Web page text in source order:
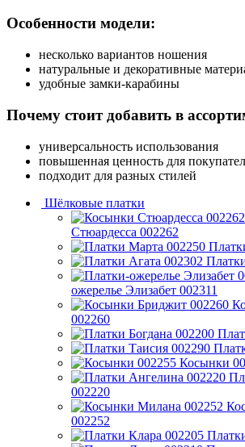
Особенности модели:
несколько вариантов ношения
натуральные и декоративные
удобные замки-карабины
Почему стоит добавить в
универсальность использования
повышенная ценность для
подходит для разных стилей
Шёлковые платки
Стюардесса 002262
ожерелье Элизабет 002311
002260
Косынки
002220
002252